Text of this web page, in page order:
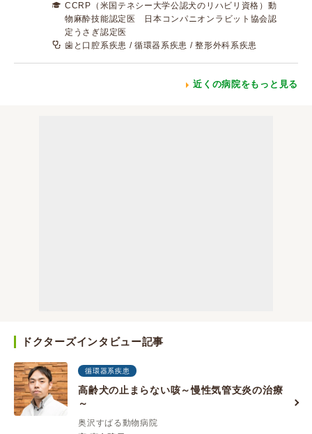
CCRP（米国テネシー大学公認犬のリハビリ資格）動
物麻酔技能認定医 日本コンパニオンラビット協会認
定うさぎ認定医
歯と口腔系疾患 / 循環器系疾患 / 整形外科系疾患
近くの病院をもっと見る
ドクターズインタビュー記事
循環器系疾患
高齢犬の止まらない咳～慢性気管支炎の治療
～
奥沢すばる動物病院